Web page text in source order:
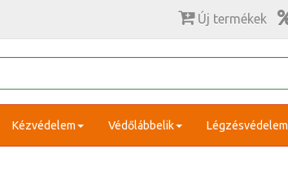
Új termékek
Kézvédelem Védőlábbelik Légzésvédelem